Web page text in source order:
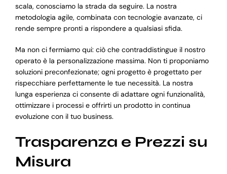
scala, conosciamo la strada da seguire. La nostra
metodologia agile, combinata con tecnologie avanzate, ci
rende sempre pronti a rispondere a qualsiasi sfida.
Ma non ci fermiamo qui: ciò che contraddistingue il nostro
operato è la personalizzazione massima. Non ti proponiamo
soluzioni preconfezionate; ogni progetto è progettato per
rispecchiare perfettamente le tue necessità. La nostra
lunga esperienza ci consente di adattare ogni funzionalità,
ottimizzare i processi e offrirti un prodotto in continua
evoluzione con il tuo business.
Trasparenza e Prezzi su
Misura